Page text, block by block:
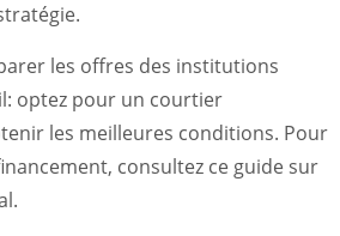
les offres des institutions
optez pour un courtier
les meilleures conditions. Pour
consultez ce guide sur
.